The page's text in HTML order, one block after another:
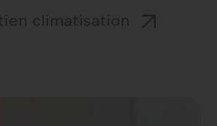
climatisation